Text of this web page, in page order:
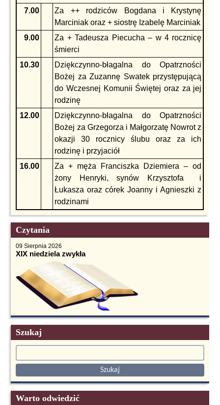
7.00
Za ++ rodziców Bogdana i Krystynę
Marciniak oraz + siostrę Izabelę Marciniak
9.00
Za + Tadeusza Piecucha – w 4 rocznicę
śmierci
10.30
Dziękczynno-błagalna do Opatrzności
Bożej za Zuzannę Swatek przystępującą
do Wczesnej Komunii Świętej oraz za jej
rodzinę
12.00
Dziękczynno-błagalna do Opatrzności
Bożej za Grzegorza i Małgorzatę Nowrot z
okazji 30 rocznicy ślubu oraz za ich
rodzinę i przyjaciół
16.00
Za + męża Franciszka Dziemiera – od
żony Henryki, synów Krzysztofa i
Łukasza oraz córek Joanny i Agnieszki z
rodzinami
Czytania
09 Sierpnia 2026
XIX niedziela zwykła
Szukaj
Warto odwiedzić